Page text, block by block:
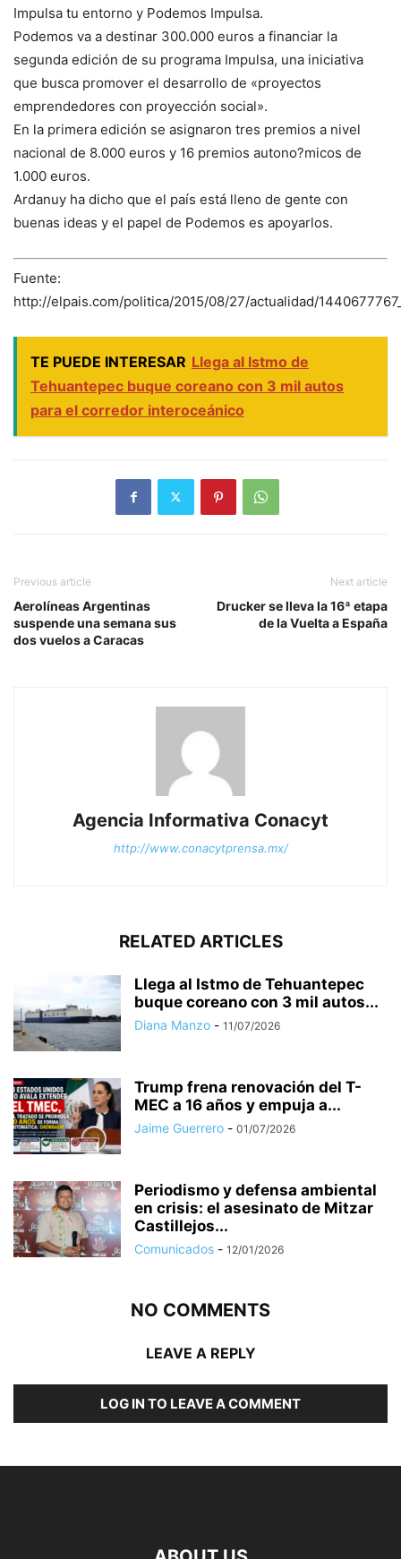
Impulsa tu entorno y Podemos Impulsa.
Podemos va a destinar 300.000 euros a financiar la
segunda edición de su programa Impulsa, una iniciativa
que busca promover el desarrollo de «proyectos
emprendedores con proyección social».
En la primera edición se asignaron tres premios a nivel
nacional de 8.000 euros y 16 premios autono?micos de
1.000 euros.
Ardanuy ha dicho que el país está lleno de gente con
buenas ideas y el papel de Podemos es apoyarlos.
Fuente:
http://elpais.com/politica/2015/08/27/actualidad/
TE PUEDE INTERESAR Llega al Istmo de
Tehuantepec buque coreano con 3 mil autos
para el corredor interoceánico
Previous article
Aerolíneas Argentinas
suspende una semana sus
dos vuelos a Caracas
Next article
Drucker se lleva la 16ª etapa
de la Vuelta a España
Agencia Informativa Conacyt
http://www.conacytprensa.mx/
RELATED ARTICLES
Llega al Istmo de Tehuantepec
buque coreano con 3 mil autos...
Diana Manzo - 11/07/2026
Trump frena renovación del T-
MEC a 16 años y empuja a...
Jaime Guerrero - 01/07/2026
Periodismo y defensa ambiental
en crisis: el asesinato de Mitzar
Castillejos...
Comunicados - 12/01/2026
NO COMMENTS
LEAVE A REPLY
LOG IN TO LEAVE A COMMENT